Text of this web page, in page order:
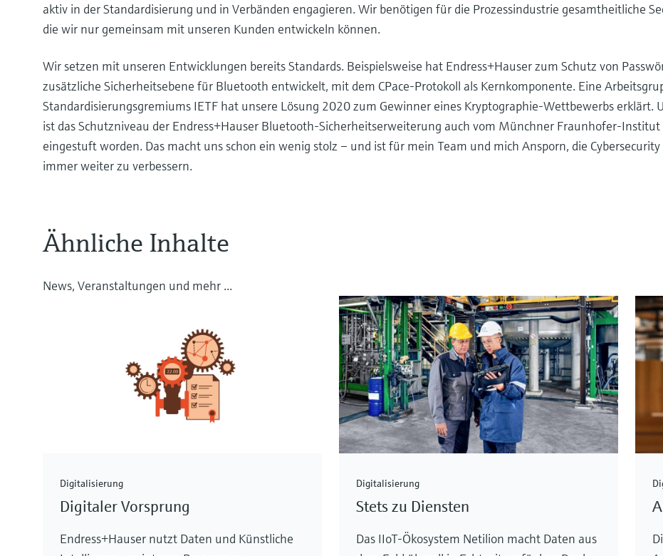
aktiv in der Standardisierung und in Verbänden engagieren. Wir benötigen für die Prozessindustrie gesamtheitliche
die wir nur gemeinsam mit unseren Kunden entwickeln können.
Wir setzen mit unseren Entwicklungen bereits Standards. Beispielsweise hat Endress+Hauser zum Schutz von
zusätzliche Sicherheitsebene für Bluetooth entwickelt, mit dem CPace-Protokoll als Kernkomponente. Eine
Standardisierungsgremiums IETF hat unsere Lösung 2020 zum Gewinner eines Kryptographie-Wettbewerbs erklärt.
ist das Schutzniveau der Endress+Hauser Bluetooth-Sicherheitserweiterung auch vom Münchner Fraunhofer-Institut
eingestuft worden. Das macht uns schon ein wenig stolz – und ist für mein Team und mich Ansporn, die
immer weiter zu verbessern.
Ähnliche Inhalte
News, Veranstaltungen und mehr ...
Digitalisierung
Digitaler Vorsprung
Endress+Hauser nutzt Daten und Künstliche
Digitalisierung
Stets zu Diensten
Das IIoT-Ökosystem Netilion macht Daten aus